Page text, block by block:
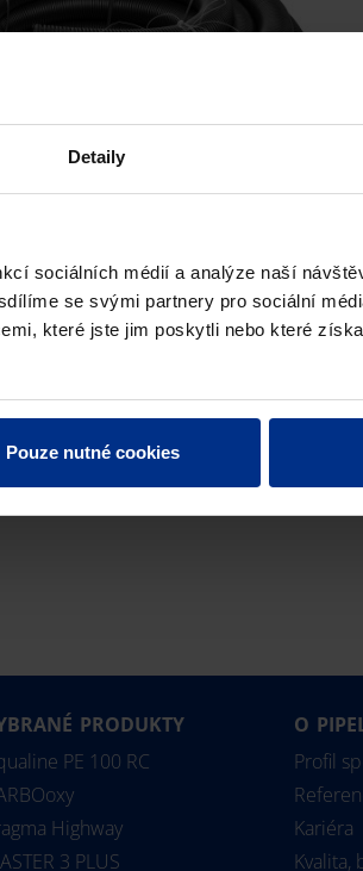
Detaily
sociálních médií a analýze naší
se svými partnery pro sociální
které jste jim poskytli nebo které
Pouze nutné cookies
KORUGOVANÉ
s vnitřní hladkou stěnou pro
kabelů a vnější korugovanou /
zatížení.Díky spojení dvou vrstev
váhu a umožňuje
manipulaci při dopravě a
PRODUKTY
PE 100 RC
Highway
3 PLUS
O
Profil
Kariéra
Kvalita,